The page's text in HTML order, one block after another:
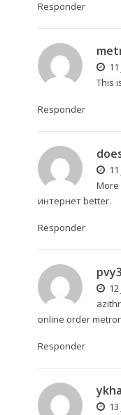
Responder
This
Responder
More
интернет better.
Responder
online order
Responder